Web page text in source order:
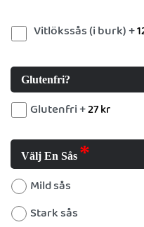
Vitlökssås (i burk) +
Glutenfri?
Glutenfri +27kr
Välj En Sås
Mild sås
Stark sås